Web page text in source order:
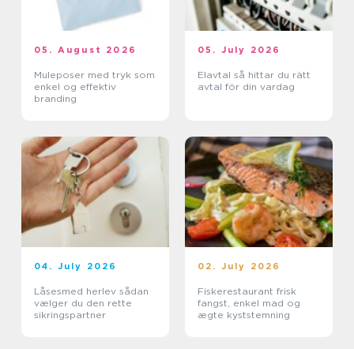
05. August 2026
Muleposer med tryk som
enkel og effektiv
branding
05. July 2026
Elavtal så hittar du rätt
avtal för din vardag
04. July 2026
Låsesmed herlev sådan
vælger du den rette
sikringspartner
02. July 2026
Fiskerestaurant frisk
fangst, enkel mad og
ægte kyststemning